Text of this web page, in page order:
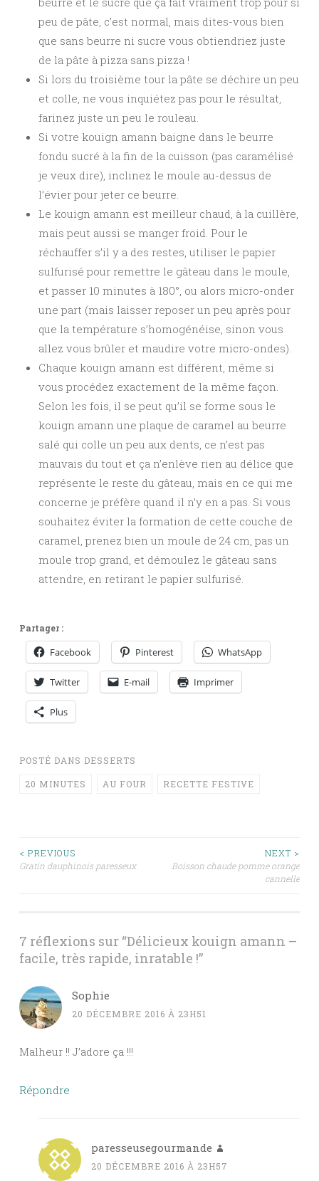
peu de pâte, c’est normal, mais dites-vous bien
que sans beurre ni sucre vous obtiendriez juste
de la pâte à pizza sans pizza !
Si lors du troisième tour la pâte se déchire un peu
et colle, ne vous inquiétez pas pour le résultat,
farinez juste un peu le rouleau.
Si votre kouign amann baigne dans le beurre
fondu sucré à la fin de la cuisson (pas caramélisé
je veux dire), inclinez le moule au-dessus de
l’évier pour jeter ce beurre.
Le kouign amann est meilleur chaud, à la cuillère,
mais peut aussi se manger froid. Pour le
réchauffer s’il y a des restes, utiliser le papier
sulfurisé pour remettre le gâteau dans le moule,
et passer 10 minutes à 180°, ou alors micro-onder
une part (mais laisser reposer un peu après pour
que la température s’homogénéise, sinon vous
allez vous brûler et maudire votre micro-ondes).
Chaque kouign amann est différent, même si
vous procédez exactement de la même façon.
Selon les fois, il se peut qu’il se forme sous le
kouign amann une plaque de caramel au beurre
salé qui colle un peu aux dents, ce n’est pas
mauvais du tout et ça n’enlève rien au délice que
représente le reste du gâteau, mais en ce qui me
concerne je préfère quand il n’y en a pas. Si vous
souhaitez éviter la formation de cette couche de
caramel, prenez bien un moule de 24 cm, pas un
moule trop grand, et démoulez le gâteau sans
attendre, en retirant le papier sulfurisé.
Partager :
Facebook Pinterest WhatsApp
Twitter E-mail Imprimer
Plus
POSTÉ DANS DESSERTS
20 MINUTES AU FOUR RECETTE FESTIVE
Navigation
< PREVIOUS
Gratin dauphinois paresseux
NEXT >
Boisson chaude pomme orange
cannelle
7 réflexions sur “Délicieux kouign amann –
facile, très rapide, inratable !”
Sophie
20 DÉCEMBRE 2016 À 23H51
Malheur !! J’adore ça !!!
Répondre
paresseusegourmande
20 DÉCEMBRE 2016 À 23H57